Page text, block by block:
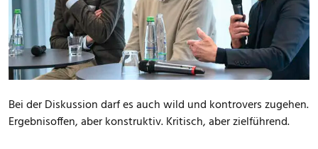
Bei der Diskussion darf es auch wild und kontrovers zugehen.
Ergebnisoffen, aber konstruktiv. Kritisch, aber zielführend.